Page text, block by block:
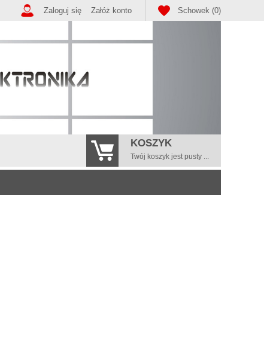
Schowek (0)
Zaloguj się Załóż konto
KOSZYK
Twój koszyk jest pusty ...